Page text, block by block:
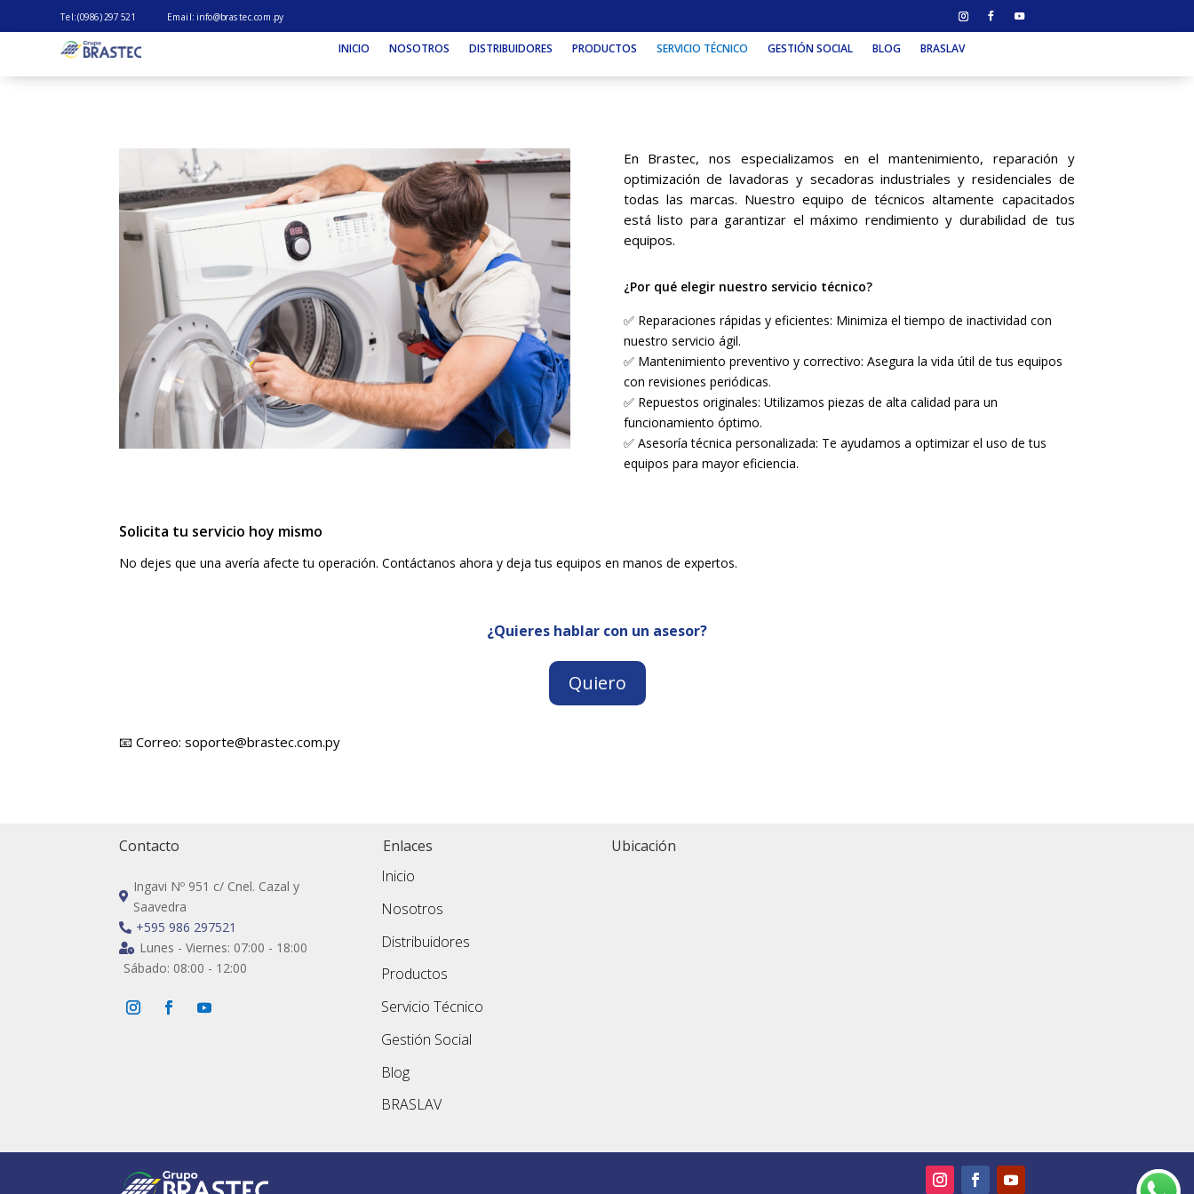
Tel: (0986) 297 521 Email: info@brastec.com.py
INICIO NOSOTROS DISTRIBUIDORES PRODUCTOS SERVICIO TÉCNICO GESTIÓN SOCIAL BLOG BRASLAV
En Brastec, nos especializamos en el mantenimiento, reparación y
optimización de lavadoras y secadoras industriales y residenciales de
todas las marcas. Nuestro equipo de técnicos altamente capacitados
está listo para garantizar el máximo rendimiento y durabilidad de tus
equipos.
¿Por qué elegir nuestro servicio técnico?
✅ Reparaciones rápidas y eficientes: Minimiza el tiempo de inactividad con
nuestro servicio ágil.
✅ Mantenimiento preventivo y correctivo: Asegura la vida útil de tus equipos
con revisiones periódicas.
✅ Repuestos originales: Utilizamos piezas de alta calidad para un
funcionamiento óptimo.
✅ Asesoría técnica personalizada: Te ayudamos a optimizar el uso de tus
equipos para mayor eficiencia.
Solicita tu servicio hoy mismo
No dejes que una avería afecte tu operación. Contáctanos ahora y deja tus equipos en manos de expertos.
¿Quieres hablar con un asesor?
Quiero
📧 Correo:soporte@brastec.com.py
Contacto

Ingavi Nº 951 c/ Cnel. Cazal y
Saavedra
 +595 986 297521
 Lunes - Viernes: 07:00 - 18:00
Sábado: 08:00 - 12:00
Enlaces
Inicio
Nosotros
Distribuidores
Productos
Servicio Técnico
Gestión Social
Blog
BRASLAV
Ubicación